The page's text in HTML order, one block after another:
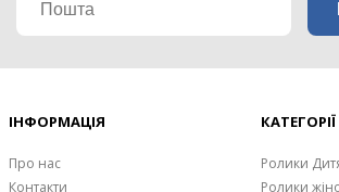
ІНФОРМАЦІЯ
Про нас
Контакти
КАТЕГОРІЇ
Ролики
Ролики